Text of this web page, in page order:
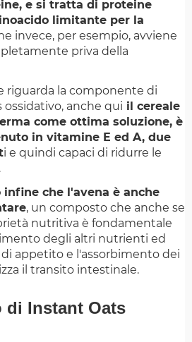
e si tratta di proteine
limitante per la
invece, per esempio, avviene
priva della
riguarda la componente di
ossidativo, anche qui il cereale
come ottima soluzione, è
in vitamine E ed A, due
i e quindi capaci di ridurre le
che l'avena è anche
, un composto che anche se
nutritiva è fondamentale
degli altri nutrienti ed
appetito e l'assorbimento dei
il transito intestinale.
di Instant Oats